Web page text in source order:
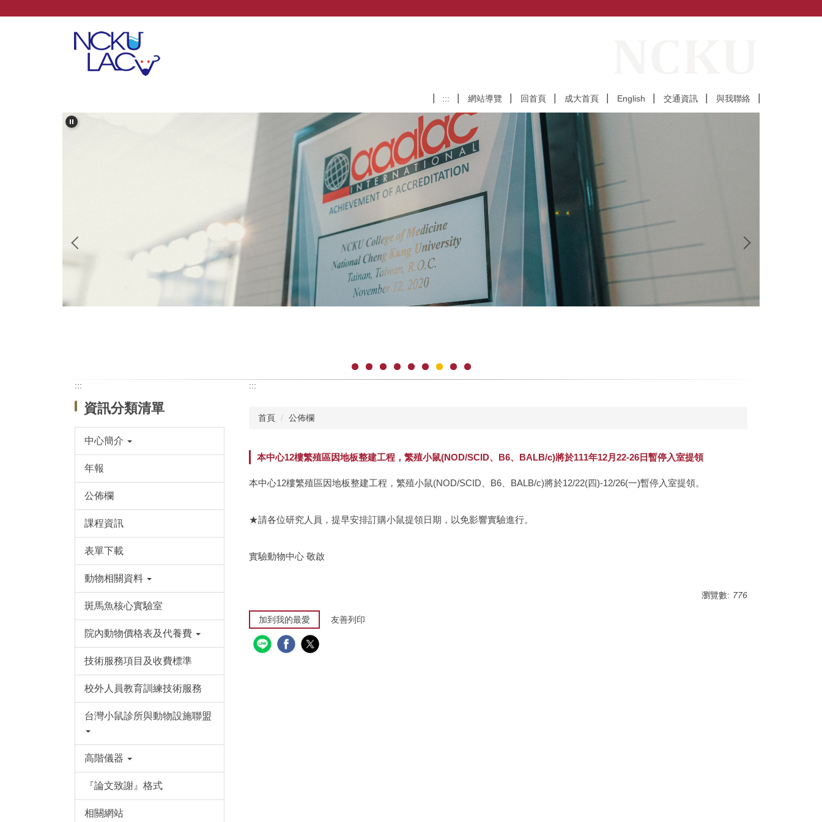
:::
網站導覽 回首頁 成大首頁 English 交通資訊 與我聯絡
:::
資訊分類清單
中心簡介
年報
公佈欄
課程資訊
表單下載
動物相關資料
斑馬魚核心實驗室
院內動物價格表及代養費
技術服務項目及收費標準
校外人員教育訓練技術服務
台灣小鼠診所與動物設施聯盟
高階儀器
『論文致謝』格式
相關網站
:::
首頁 公佈欄
本中心12樓繁殖區因地板整建工程，繁殖小鼠(NOD/SCID、B6、BALB/c)將於111年12月22-26日暫停入室提領
本中心12樓繁殖區因地板整建工程，繁殖小鼠(NOD/SCID、B6、BALB/c)將於12/22(四)-12/26(一)暫停入室提領。
★請各位研究人員，提早安排訂購小鼠提領日期，以免影響實驗進行。
實驗動物中心 敬啟
瀏覽數: 776
加到我的最愛 友善列印